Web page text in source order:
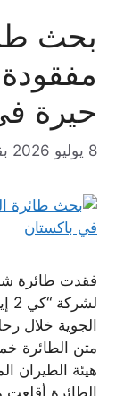
بحث
حيرة
8 يوليو 2026
الجوية خلال
متن الطائرة
هيئة الطيران
الطائرة